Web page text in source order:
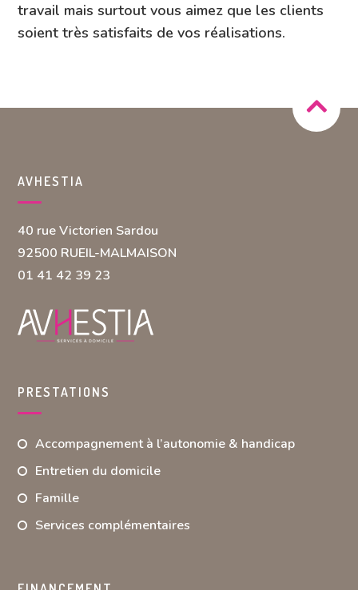
travail mais surtout vous aimez que les clients
soient très satisfaits de vos réalisations.
AVHESTIA
40 rue Victorien Sardou
92500 RUEIL-MALMAISON
01 41 42 39 23
PRESTATIONS
Accompagnement à l’autonomie & handicap
Entretien du domicile
Famille
Services complémentaires